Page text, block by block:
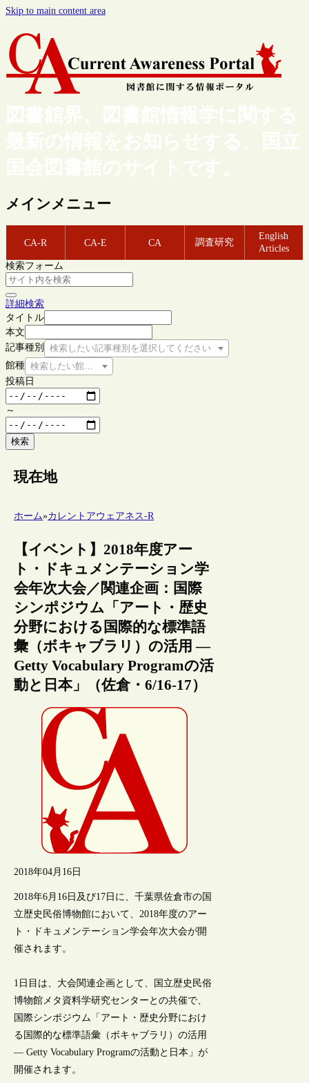
Skip to main content area
図書館界、図書館情報学に関する
最新の情報をお知らせする、国立
国会図書館のサイトです。
メインメニュー
CA-R CA-E CA 調査研究
English
Articles
検索フォーム
詳細検索
タイトル
本文
記事種別
検索したい記事種別を選択してください
館種 検索したい館種を選択してください
投稿日
～
検索
現在地
ホーム»カレントアウェアネス-R
【イベント】2018年度アー
ト・ドキュメンテーション学
会年次大会／関連企画：国際
シンポジウム「アート・歴史
分野における国際的な標準語
彙（ボキャブラリ）の活用 —
Getty Vocabulary Programの活
動と日本」（佐倉・6/16-17）
2018年04月16日
2018年6月16日及び17日に、千葉県佐倉市の国
立歴史民俗博物館において、2018年度のアー
ト・ドキュメンテーション学会年次大会が開
催されます。
1日目は、大会関連企画として、国立歴史民俗
博物館メタ資料学研究センターとの共催で、
国際シンポジウム「アート・歴史分野におけ
る国際的な標準語彙（ボキャブラリ）の活用
— Getty Vocabulary Programの活動と日本」が
開催されます。